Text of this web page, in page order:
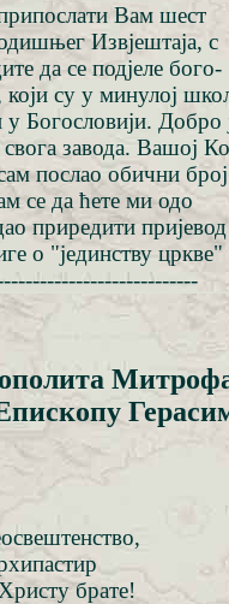
Вам шест
Извјештаја, с
да се подјеле бого-
су у минулој
у Богословији. Добро
свога завода. Вашој
послао обични број
се да ћете ми одо
приредити пријевод
о "јединству цркве"
брате!